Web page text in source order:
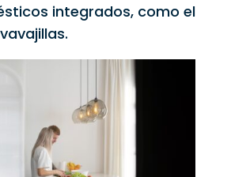
integrados, como el